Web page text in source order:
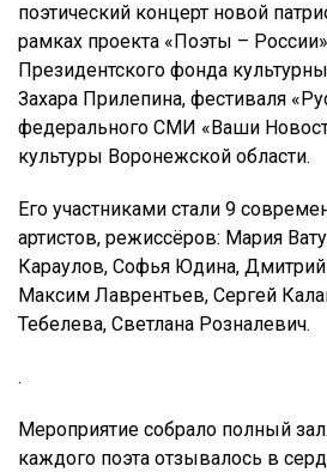
поэтический концерт новой
рамках проекта «Поэты –
Президентского фонда
Захара Прилепина, фестиваля
федерального СМИ «Ваши
культуры Воронежской области.
Его участниками стали 9
артистов, режиссёров: Мария
Караулов, Софья Юдина, Дмитрий
Максим Лаврентьев, Сергей
Тебелева, Светлана Розналевич.
.
Мероприятие собрало полный
каждого поэта отзывалось в